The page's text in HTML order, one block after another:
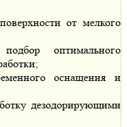
от мелкого
оптимального
оснащения и
дезодорирующими